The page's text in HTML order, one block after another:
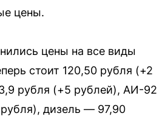
цены.
цены на все виды
стоит 120,50 рубля (+2
рубля (+5 рублей), АИ-92
дизель — 97,90